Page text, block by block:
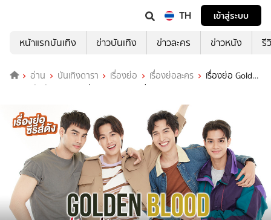
TH
เข้าสู่ระบบ
หน้าแรกบันเทิง
ข่าวบันเทิง ข่าวละคร ข่าวหนัง รี
อ่าน บันเทิงดารา เรื่องย่อ เรื่องย่อละคร
เรื่องย่อ Golden
Blood รักมันมหาศาล ช่อง 3HD (ตอนล่าสุด)